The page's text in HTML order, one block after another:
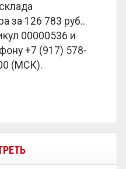
за 126 783 руб..
00000536 и
+7 (917) 578-
(МСК).